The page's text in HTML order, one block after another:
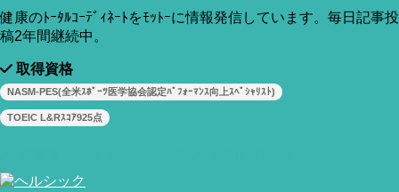
健康のﾄｰﾀﾙｺｰﾃﾞｨﾈｰﾄをﾓｯﾄｰに情報発信しています。毎日記事投
稿2年間継続中。
取得資格
NASM-PES(全米ｽﾎﾟｰﾂ医学協会認定ﾊﾟﾌｫｰﾏﾝｽ向上ｽﾍﾟｼｬﾘｽﾄ)
TOEIC L&Rｽｺｱ925点
わや保水性、弾力などを改善できる！
という実験結果
ココナッツオイルが髪のダメージ補修